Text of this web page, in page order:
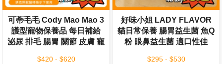
可蒂毛毛 Cody Mao Mao 3
護型寵物保養品 每日補給
泌尿 排毛 腸胃 關節 皮膚 寵
$420 - $620
好味小姐 LADY FLAVOR
貓日常保養 腸胃益生菌 魚Q
粉 眼鼻益生菌 適口性佳
$295 - $530